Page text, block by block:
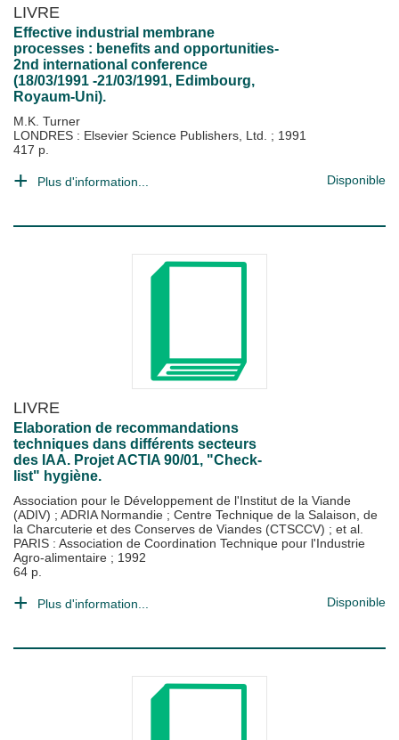
LIVRE
Effective industrial membrane
processes : benefits and opportunities-
2nd international conference
(18/03/1991 -21/03/1991, Edimbourg,
Royaum-Uni).
M.K. Turner
LONDRES : Elsevier Science Publishers, Ltd. ; 1991
417 p.
Plus d'information... Disponible
LIVRE
Elaboration de recommandations
techniques dans différents secteurs
des IAA. Projet ACTIA 90/01, "Check-
list" hygiène.
Association pour le Développement de l'Institut de la Viande
(ADIV) ; ADRIA Normandie ; Centre Technique de la Salaison, de
la Charcuterie et des Conserves de Viandes (CTSCCV) ; et al.
PARIS : Association de Coordination Technique pour l'Industrie
Agro-alimentaire ; 1992
64 p.
Plus d'information... Disponible